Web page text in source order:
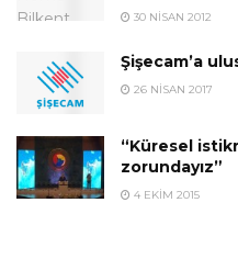
30 NISAN 2012
Şişecam’a
26 NISAN 2017
“Küresel
zorundayız”
4 EKIM 2015